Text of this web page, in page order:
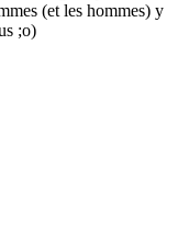
(et les hommes) y
;o)